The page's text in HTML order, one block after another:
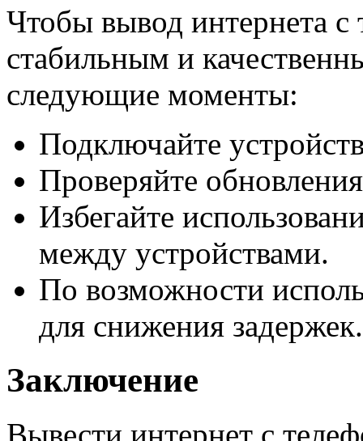
Чтобы вывод интернета с
стабильным и
следующие моменты:
Подключайте
Проверяйте
Избегайте
между устройствами.
По возможности
для снижения задержек.
Заключение